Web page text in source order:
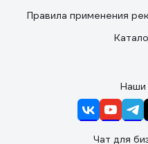
Правила применения
Наши
Чат для